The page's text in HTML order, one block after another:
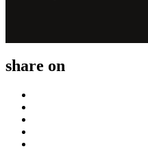
share on